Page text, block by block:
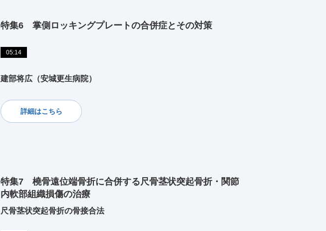
特集6 掌側ロッキングプレートの合併症とその対策
05:14
建部将広（安城更生病院）
詳細はこちら
特集7 橈骨遠位端骨折に合併する尺骨茎状突起骨折・関節
内軟部組織損傷の治療
尺骨茎状突起骨折の骨接合法